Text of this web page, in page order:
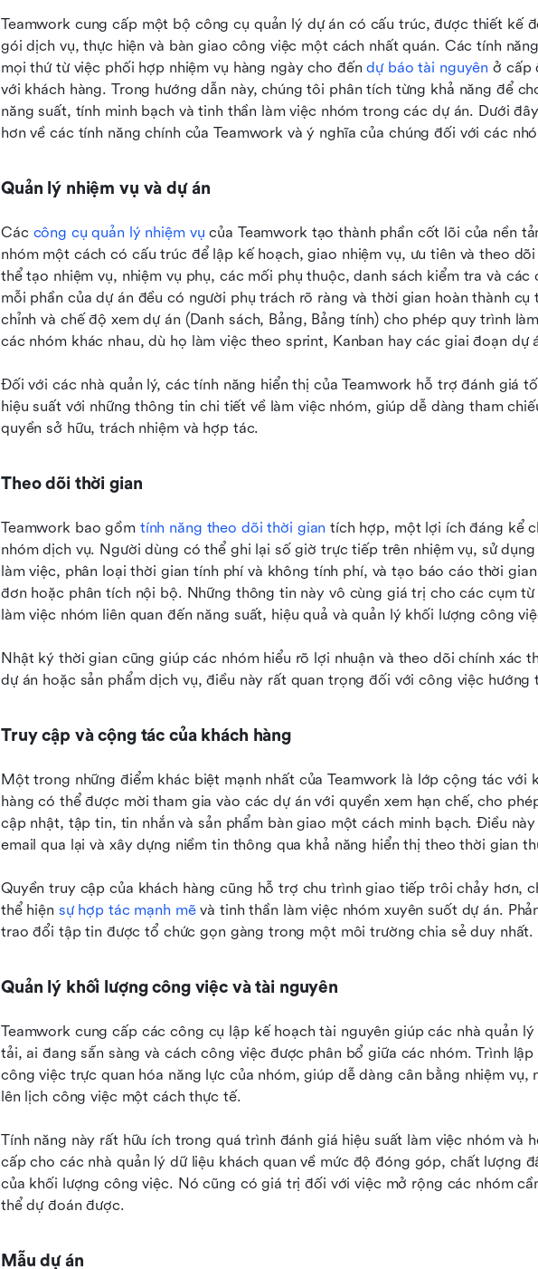
Teamwork cung cấp một bộ công cụ quản lý dự án có cấu trúc, được thiết kế
gói dịch vụ, thực hiện và bàn giao công việc một cách nhất quán. Các tính
mọi thứ từ việc phối hợp nhiệm vụ hàng ngày cho đến dự báo tài nguyên ở cấp
với khách hàng. Trong hướng dẫn này, chúng tôi phân tích từng khả năng để
năng suất, tính minh bạch và tinh thần làm việc nhóm trong các dự án. Dưới
hơn về các tính năng chính của Teamwork và ý nghĩa của chúng đối với các
Quản lý nhiệm vụ và dự án
Các công cụ quản lý nhiệm vụ của Teamwork tạo thành phần cốt lõi của nền
nhóm một cách có cấu trúc để lập kế hoạch, giao nhiệm vụ, ưu tiên và theo
thể tạo nhiệm vụ, nhiệm vụ phụ, các mối phụ thuộc, danh sách kiểm tra và
mỗi phần của dự án đều có người phụ trách rõ ràng và thời gian hoàn thành
chỉnh và chế độ xem dự án (Danh sách, Bảng, Bảng tính) cho phép quy trình
các nhóm khác nhau, dù họ làm việc theo sprint, Kanban hay các giai đoạn dự
Đối với các nhà quản lý, các tính năng hiển thị của Teamwork hỗ trợ đánh giá
hiệu suất với những thông tin chi tiết về làm việc nhóm, giúp dễ dàng tham
quyền sở hữu, trách nhiệm và hợp tác.
Theo dõi thời gian
Teamwork bao gồm tính năng theo dõi thời gian tích hợp, một lợi ích đáng kể
nhóm dịch vụ. Người dùng có thể ghi lại số giờ trực tiếp trên nhiệm vụ, sử
làm việc, phân loại thời gian tính phí và không tính phí, và tạo báo cáo thời
đơn hoặc phân tích nội bộ. Những thông tin này vô cùng giá trị cho các cụm từ
làm việc nhóm liên quan đến năng suất, hiệu quả và quản lý khối lượng công
Nhật ký thời gian cũng giúp các nhóm hiểu rõ lợi nhuận và theo dõi chính xác
dự án hoặc sản phẩm dịch vụ, điều này rất quan trọng đối với công việc hướng
Truy cập và cộng tác của khách hàng
Một trong những điểm khác biệt mạnh nhất của Teamwork là lớp cộng tác với
hàng có thể được mời tham gia vào các dự án với quyền xem hạn chế, cho
cập nhật, tập tin, tin nhắn và sản phẩm bàn giao một cách minh bạch. Điều
email qua lại và xây dựng niềm tin thông qua khả năng hiển thị theo thời gian
Quyền truy cập của khách hàng cũng hỗ trợ chu trình giao tiếp trôi chảy hơn,
thể hiện sự hợp tác mạnh mẽ và tinh thần làm việc nhóm xuyên suốt dự án.
trao đổi tập tin được tổ chức gọn gàng trong một môi trường chia sẻ duy nhất.
Quản lý khối lượng công việc và tài nguyên
Teamwork cung cấp các công cụ lập kế hoạch tài nguyên giúp các nhà quản
tải, ai đang sẵn sàng và cách công việc được phân bổ giữa các nhóm. Trình
công việc trực quan hóa năng lực của nhóm, giúp dễ dàng cân bằng nhiệm vụ,
lên lịch công việc một cách thực tế.
Tính năng này rất hữu ích trong quá trình đánh giá hiệu suất làm việc nhóm và
cấp cho các nhà quản lý dữ liệu khách quan về mức độ đóng góp, chất lượng
của khối lượng công việc. Nó cũng có giá trị đối với việc mở rộng các nhóm
thể dự đoán được.
Mẫu dự án